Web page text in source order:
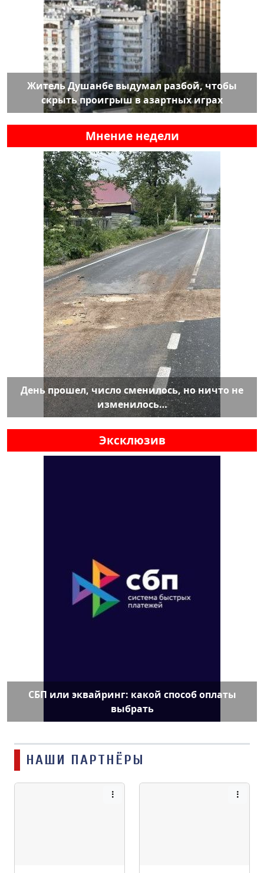
Житель Душанбе выдумал разбой, чтобы
скрыть проигрыш в азартных играх
Мнение недели
День прошел, число сменилось, но ничто не
изменилось…
Эксклюзив
СБП или эквайринг: какой способ оплаты
выбрать
НАШИ ПАРТНЁРЫ